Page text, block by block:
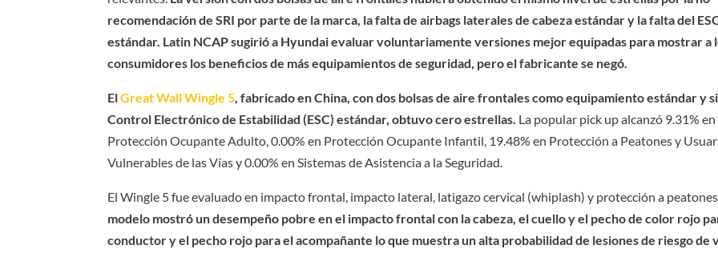
recomendación de SRI por parte de la marca, la falta de airbags laterales de cabeza estándar y la falta del
estándar. Latin NCAP sugirió a Hyundai evaluar voluntariamente versiones mejor equipadas para mostrar a
consumidores los beneficios de más equipamientos de seguridad, pero el fabricante se negó.
ElGreat Wall Wingle 5, fabricado en China, con dos bolsas de aire frontales como equipamiento estándar y
Control Electrónico de Estabilidad (ESC) estándar, obtuvo cero estrellas. La popular pick up alcanzó 9.31% en
Protección Ocupante Adulto, 0.00% en Protección Ocupante Infantil, 19.48% en Protección a Peatones y
Vulnerables de las Vías y 0.00% en Sistemas de Asistencia a la Seguridad.
El Wingle 5 fue evaluado en impacto frontal, impacto lateral, latigazo cervical (whiplash) y protección a peatones
modelo mostró un desempeño pobre en el impacto frontal con la cabeza, el cuello y el pecho de color rojo
conductor y el pecho rojo para el acompañante lo que muestra un alta probabilidad de lesiones de riesgo de